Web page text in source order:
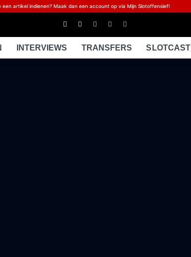
een artikel indienen? Maak dan een account op via Mijn Slotoffensief!
INTERVIEWS TRANSFERS SLOTCAST